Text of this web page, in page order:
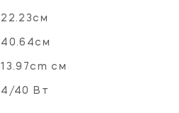
22.23см
40.64см
13.97cm см
4/40 Вт